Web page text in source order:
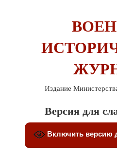
Издание
Версия для
Включить версию